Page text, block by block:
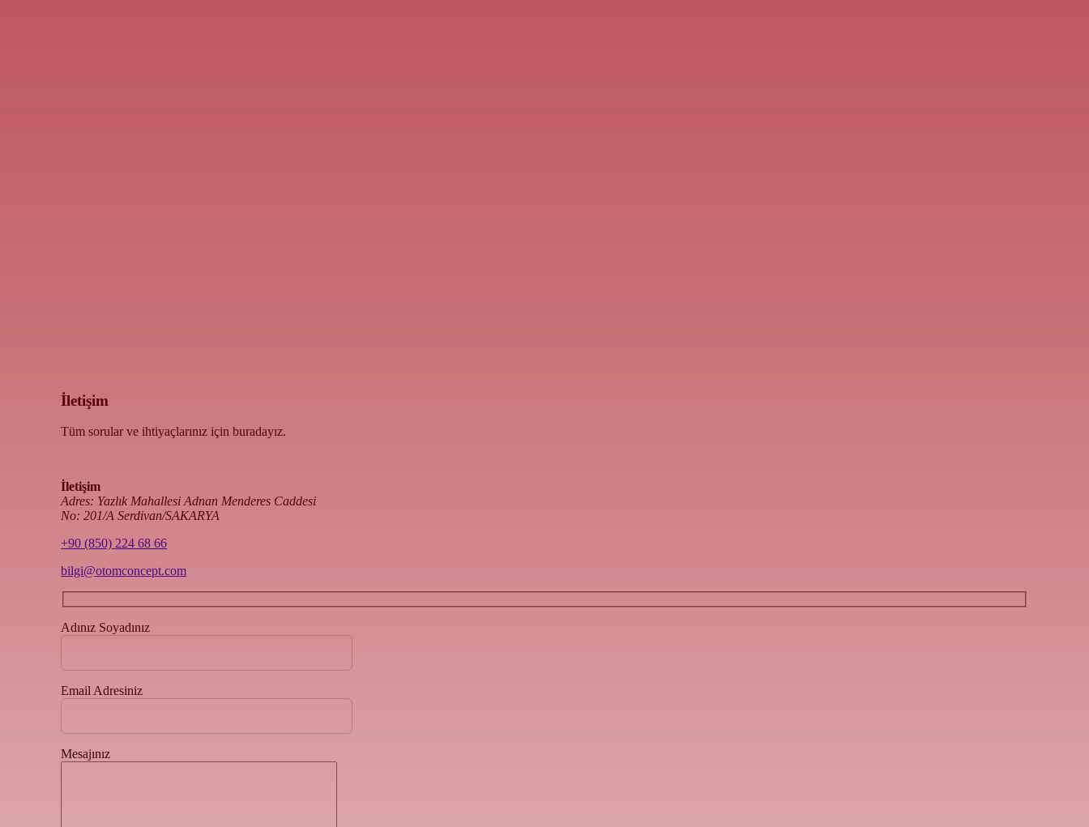
İletişim
Tüm sorular ve ihtiyaçlarınız için buradayız.
İletişim
Adres: Yazlık Mahallesi Adnan Menderes Caddesi
No: 201/A Serdivan/SAKARYA
+90 (850) 224 68 66
bilgi@otomconcept.com
Adınız Soyadınız
Email Adresiniz
Mesajınız